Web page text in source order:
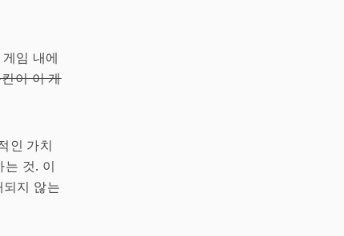
임 내에
이 이 게
인 가치
것. 이
지 않는